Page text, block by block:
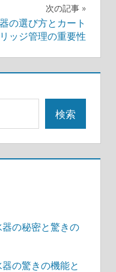
次の記事
の選び方とカート
リッジ管理の重要性
検索
の秘密と驚きの
の驚きの機能と